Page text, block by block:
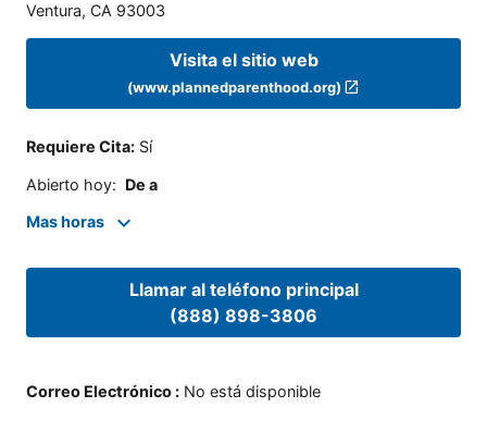
Ventura, CA 93003
Visita el sitio web
(www.plannedparenthood.org)
Requiere Cita: Sí
Abierto hoy: De a
Mas horas
Llamar al teléfono principal
(888) 898-3806
Correo Electrónico : No está disponible